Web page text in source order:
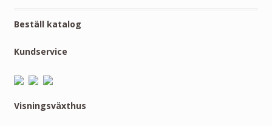
Beställ katalog
Kundservice
Visningsväxthus